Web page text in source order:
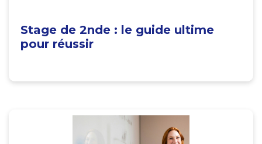
Stage de 2nde : le guide ultime
pour réussir